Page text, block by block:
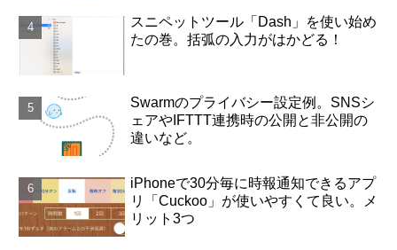
スニペットツール「Dash」を使い始め
たの巻。括弧の入力がはかどる！
Swarmのプライバシー設定例。SNSシ
ェアやIFTTT連携時の公開と非公開の
違いなど。
iPhoneで30分毎に時報通知できるアプ
リ「Cuckoo」が使いやすくて良い。メ
リット3つ